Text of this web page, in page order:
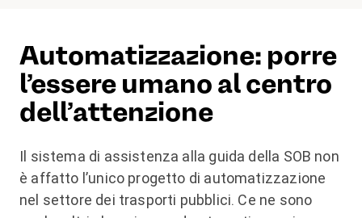
Automatizzazione: porre
l’essere umano al centro
dell’attenzione
Il sistema di assistenza alla guida della SOB non
è affatto l’unico progetto di automatizzazione
nel settore dei trasporti pubblici. Ce ne sono